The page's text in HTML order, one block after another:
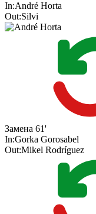
In:André Horta
Out:Silvi
Замена 61'
In:Gorka Gorosabel
Out:Mikel Rodríguez